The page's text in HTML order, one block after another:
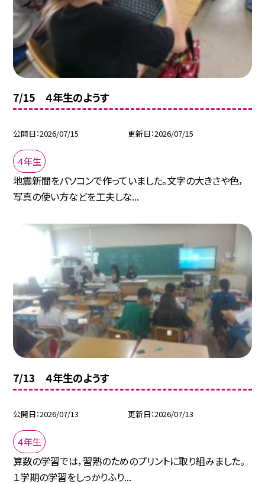
7/15 ４年生のようす
公開日 2026/07/15 更新日 2026/07/15
４年生
地震新聞をパソコンで作っていました。文字の大きさや色，
写真の使い方などを工夫しな...
7/13 ４年生のようす
公開日 2026/07/13 更新日 2026/07/13
４年生
算数の学習では，習熟のためのプリントに取り組みました。
１学期の学習をしっかりふり...